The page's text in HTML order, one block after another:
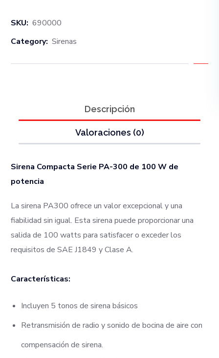
SKU: 690000
Category: Sirenas
Descripción
Valoraciones (0)
Sirena Compacta Serie PA-300 de 100 W de
potencia​
La sirena PA300 ofrece un valor excepcional y una
fiabilidad sin igual. Esta sirena puede proporcionar una
salida de 100 watts para satisfacer o exceder los
requisitos de SAE J1849 y Clase A.
Características:
Incluyen 5 tonos de sirena básicos
Retransmisión de radio y sonido de bocina de aire con
compensación de sirena.